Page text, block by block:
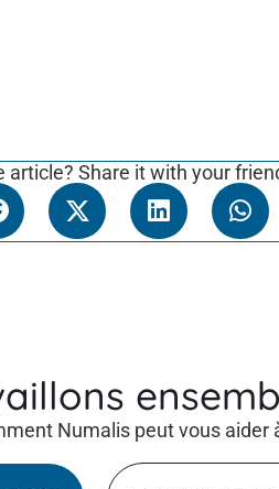
article? Share it with your
Numalis peut vous